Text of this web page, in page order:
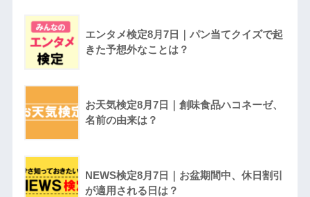
エンタメ検定8月7日｜パン当てクイズで起
きた予想外なことは？
お天気検定8月7日｜創味食品ハコネーゼ、
名前の由来は？
NEWS検定8月7日｜お盆期間中、休日割引
が適用される日は？